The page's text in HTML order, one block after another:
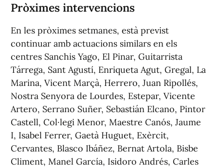
Pròximes intervencions
En les pròximes setmanes, està previst
continuar amb actuacions similars en els
centres Sanchis Yago, El Pinar, Guitarrista
Tárrega, Sant Agustí, Enriqueta Agut, Gregal, La
Marina, Vicent Marçà, Herrero, Juan Ripollés,
Nostra Senyora de Lourdes, Estepar, Vicente
Artero, Serrano Suñer, Sebastián Elcano, Pintor
Castell, Col·legi Menor, Maestre Canós, Jaume
I, Isabel Ferrer, Gaetà Huguet, Exèrcit,
Cervantes, Blasco Ibáñez, Bernat Artola, Bisbe
Climent, Manel García, Isidoro Andrés, Carles